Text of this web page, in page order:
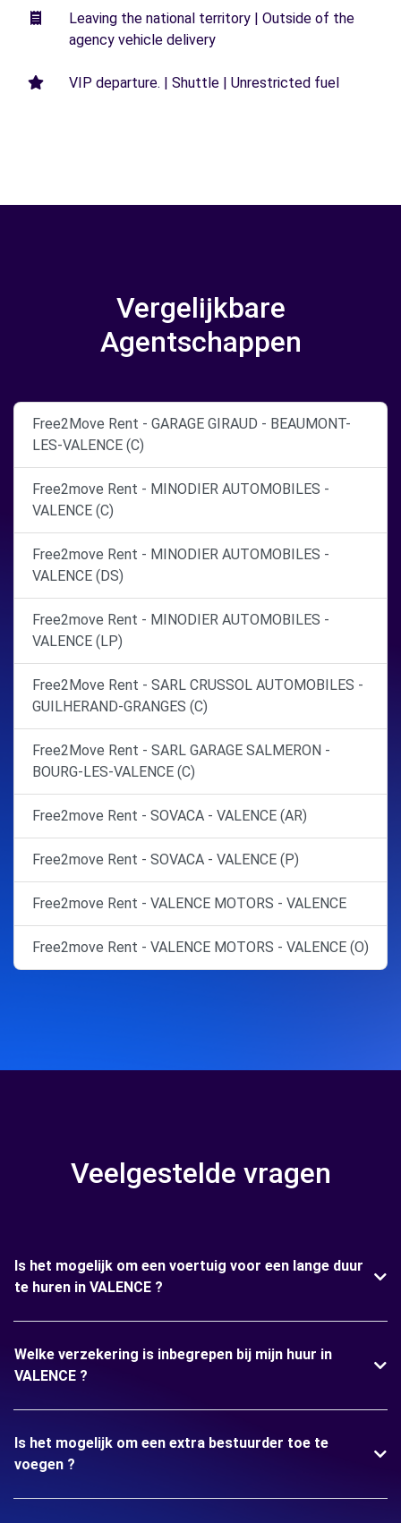
Leaving the national territory | Outside of the
agency vehicle delivery
VIP departure. | Shuttle | Unrestricted fuel
Vergelijkbare
Agentschappen
Free2Move Rent - GARAGE GIRAUD - BEAUMONT-
LES-VALENCE (C)
Free2move Rent - MINODIER AUTOMOBILES -
VALENCE (C)
Free2move Rent - MINODIER AUTOMOBILES -
VALENCE (DS)
Free2move Rent - MINODIER AUTOMOBILES -
VALENCE (LP)
Free2Move Rent - SARL CRUSSOL AUTOMOBILES -
GUILHERAND-GRANGES (C)
Free2Move Rent - SARL GARAGE SALMERON -
BOURG-LES-VALENCE (C)
Free2move Rent - SOVACA - VALENCE (AR)
Free2move Rent - SOVACA - VALENCE (P)
Free2move Rent - VALENCE MOTORS - VALENCE
Free2move Rent - VALENCE MOTORS - VALENCE (O)
Veelgestelde vragen
Is het mogelijk om een voertuig voor een lange duur
te huren in VALENCE ?
Welke verzekering is inbegrepen bij mijn huur in
VALENCE ?
Is het mogelijk om een extra bestuurder toe te
voegen ?